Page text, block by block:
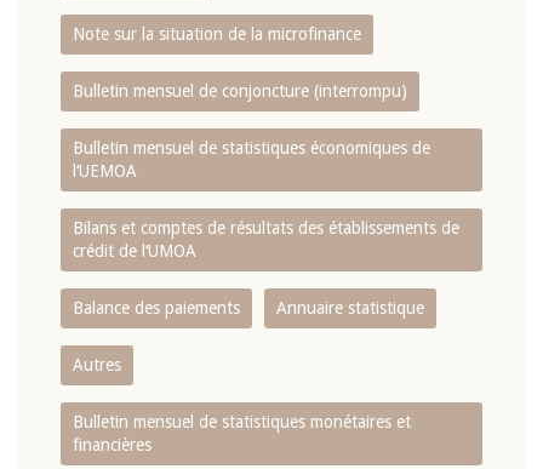
Note sur la situation de la microfinance
Bulletin mensuel de conjoncture (interrompu)
Bulletin mensuel de statistiques économiques de
l‘UEMOA
Bilans et comptes de résultats des établissements de
crédit de l‘UMOA
Balance des paiements Annuaire statistique
Autres
Bulletin mensuel de statistiques monétaires et
financières